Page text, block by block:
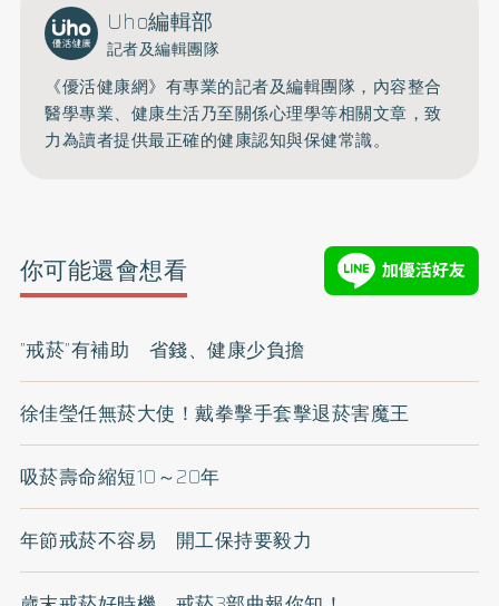
Uho編輯部
記者及編輯團隊
《優活健康網》有專業的記者及編輯團隊，內容整合
醫學專業、健康生活乃至關係心理學等相關文章，致
力為讀者提供最正確的健康認知與保健常識。
你可能還會想看
”戒菸”有補助 省錢、健康少負擔
徐佳瑩任無菸大使！戴拳擊手套擊退菸害魔王
吸菸壽命縮短10～20年
年節戒菸不容易 開工保持要毅力